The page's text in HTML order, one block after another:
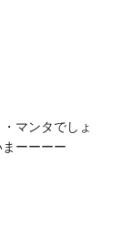
マンタでしょ
ーーーー